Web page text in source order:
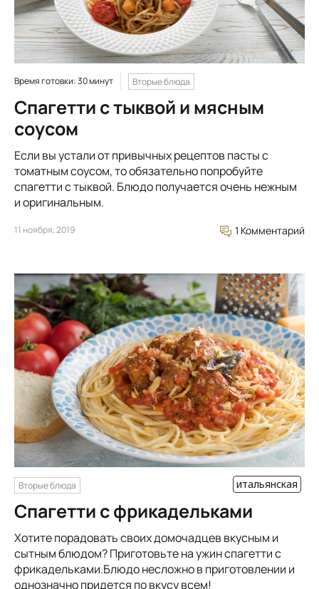
Время готовки: 30 минут Вторые блюда
Спагетти с тыквой и мясным
соусом
Если вы устали от привычных рецептов пасты с
томатным соусом, то обязательно попробуйте
спагетти с тыквой. Блюдо получается очень нежным
и оригинальным.
11 ноября, 2019 1 Комментарий
Вторые блюда итальянская
Спагетти с фрикадельками
Хотите порадовать своих домочадцев вкусным и
сытным блюдом? Приготовьте на ужин спагетти с
фрикадельками.Блюдо несложно в приготовлении и
однозначно придется по вкусу всем!